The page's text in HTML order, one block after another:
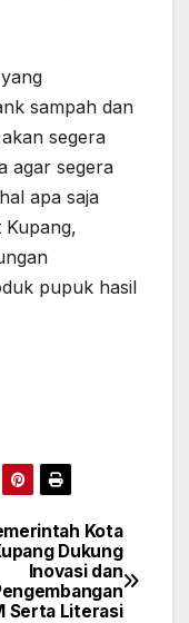
sampah dan
segera
agar segera
apa saja
pupuk hasil
Kota
Dukung
Inovasi dan
Serta Literasi